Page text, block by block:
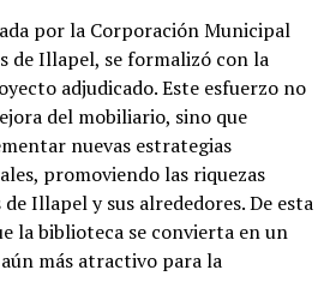
por la Corporación Municipal
de Illapel, se formalizó con la
adjudicado. Este esfuerzo no
del mobiliario, sino que
nuevas estrategias
promoviendo las riquezas
Illapel y sus alrededores. De esta
la biblioteca se convierta en un
más atractivo para la